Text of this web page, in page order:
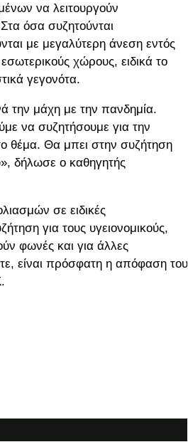
να λειτουργούν
όσα συζητούνται
με μεγαλύτερη άνεση εντός
χώρους, ειδικά το
γεγονότα.
την μάχη με την πανδημία.
να συζητήσουμε για την
θέμα. Θα μπει στην συζήτηση
δήλωσε ο καθηγητής
σε ειδικές
για τους υγειονομικούς,
φωνές και για άλλες
είναι πρόσφατη η απόφαση του